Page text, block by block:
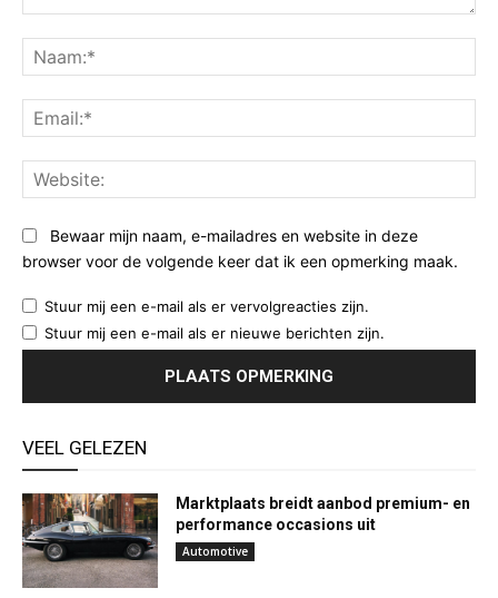
Bewaar mijn naam, e-mailadres en website in deze
browser voor de volgende keer dat ik een opmerking maak.
Stuur mij een e-mail als er vervolgreacties zijn.
Stuur mij een e-mail als er nieuwe berichten zijn.
VEEL GELEZEN
Marktplaats breidt aanbod premium- en
performance occasions uit
Automotive